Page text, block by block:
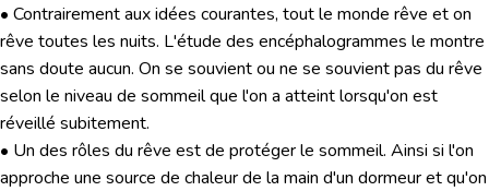
• Contrairement aux idées courantes, tout le monde rêve eton
rêve toutes les nuits. L'étude des encéphalogrammes le montre
sans doute aucun. On se souvient ou ne se souvient pas du rêve
selon le niveau de sommeil que l'on a atteint lorsqu'on est
réveillé subitement.
• Un des rôles du rêve est de protéger le sommeil. Ainsi si l'on
approche une source de chaleur de la main d'un dormeur et qu'on